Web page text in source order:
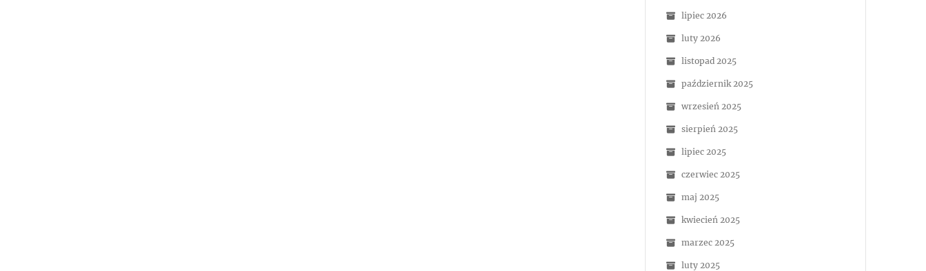
lipiec 2026
luty 2026
listopad 2025
październik 2025
wrzesień 2025
sierpień 2025
lipiec 2025
czerwiec 2025
maj 2025
kwiecień 2025
marzec 2025
luty 2025